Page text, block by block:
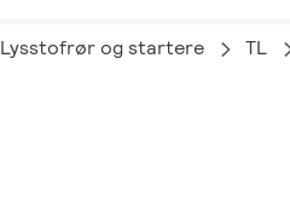
Lysstofrør og startere​ TL